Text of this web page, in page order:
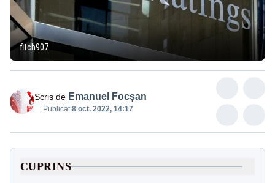
fitch907
Scris de Emanuel Focșan
Publicat:8 oct. 2022, 14:17
CUPRINS